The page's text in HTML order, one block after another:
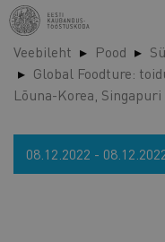
Liigu
edasi
põhisisu
juurde
Veebileht Pood
Global Foodture:
Lõuna-Korea, Singapuri
08.12.2022 -